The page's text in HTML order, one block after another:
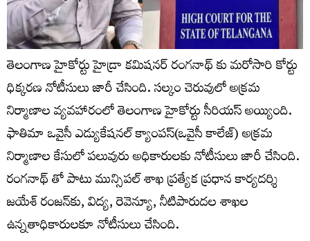
తెలంగాణ హైకోర్టు హైడ్రా కమిషనర్ రంగనాథ్ కు మరోసారి కోర్టు
ధిక్కరణ నోటీసులు జారీ చేసింది. సల్కం చెరువులో అక్రమ
నిర్మాణాల వ్యవహారంలో తెలంగాణ హైకోర్టు సీరియస్ అయ్యింది.
ఫాతిమా ఒవైసీ ఎడ్యుకేషనల్ క్యాంపస్(ఒవైసీ కాలేజ్) అక్రమ
నిర్మాణాల కేసులో పలువురు అధికారులకు నోటీసులు జారీ చేసింది.
రంగనాథ్ తో పాటు మున్సిపల్ శాఖ ప్రత్యేక ప్రధాన కార్యదర్శి
జయేశ్ రంజన్‌కు, విద్య, రెవెన్యూ, నీటిపారుదల శాఖల
ఉన్నతాధికారులకూ నోటీసులు చేసింది.